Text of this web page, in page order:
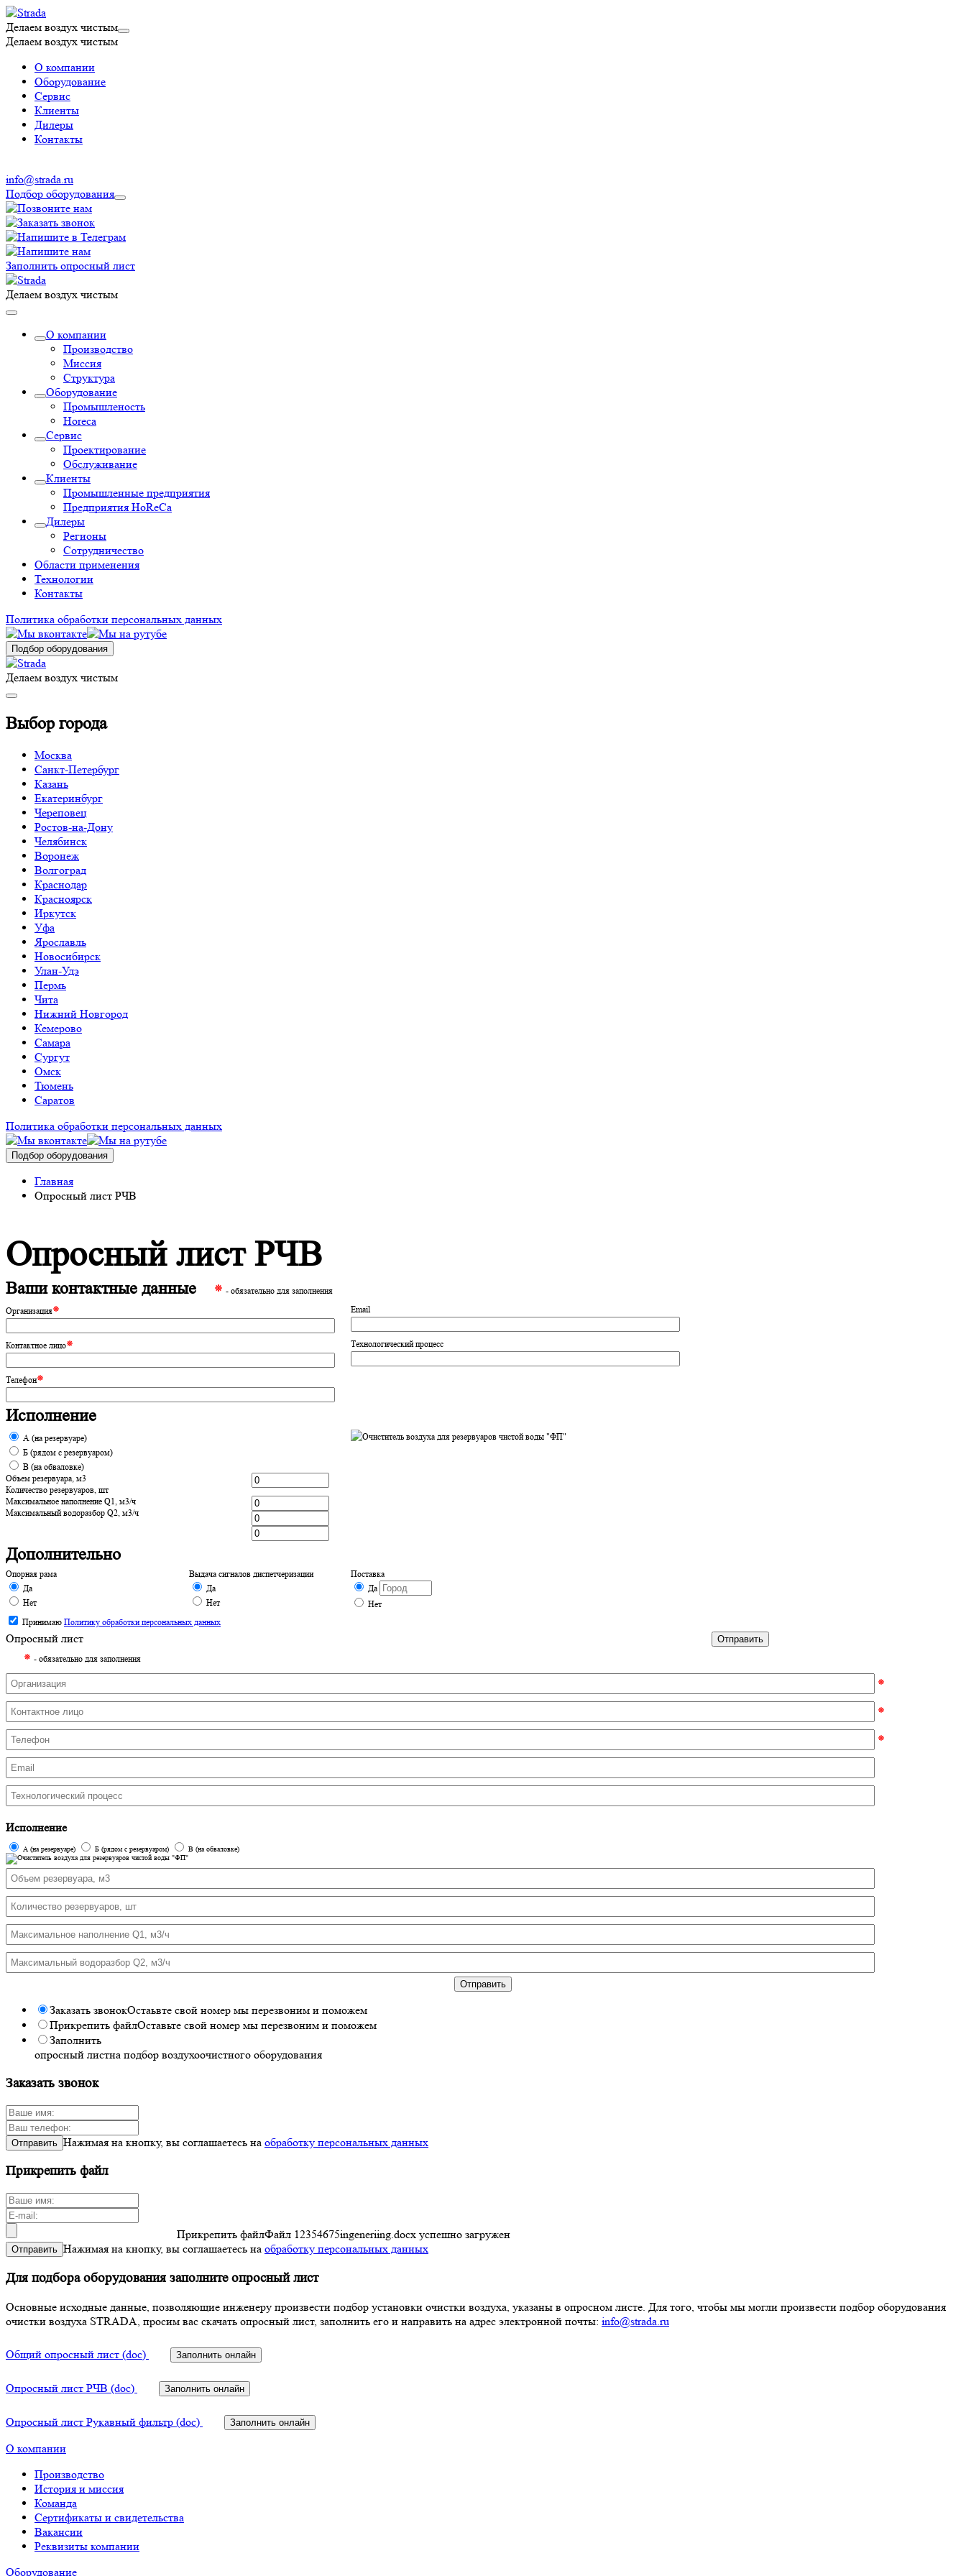
Делаем воздух чистым
Делаем воздух чистым
О компании
Оборудование
Сервис
Клиенты
Дилеры
Контакты
info@strada.ru
Подбор оборудования
Заполнить опросный лист
Делаем воздух чистым
О компании
Производство
Миссия
Структура
Оборудование
Промышленость
Horeca
Сервис
Проектирование
Обслуживание
Клиенты
Промышленные предприятия
Предприятия HoReCa
Дилеры
Регионы
Сотрудничество
Области применения
Технологии
Контакты
Политика обработки персональных данных
Подбор оборудования
Делаем воздух чистым
Выбор города
Москва
Санкт-Петербург
Казань
Екатеринбург
Череповец
Ростов-на-Дону
Челябинск
Воронеж
Волгоград
Краснодар
Красноярск
Иркутск
Уфа
Ярославль
Новосибирск
Улан-Удэ
Пермь
Чита
Нижний Новгород
Кемерово
Самара
Сургут
Омск
Тюмень
Саратов
Политика обработки персональных данных
Подбор оборудования
Главная
Опросный лист РЧВ
Опросный лист РЧВ
Ваши контактные данные ⁕ - обязательно для заполнения
Организация⁕ Email
Контактное лицо⁕ Технологический процесс
Телефон⁕
Исполнение
А (на резервуаре)
Б (рядом с резервуаром)
В (на обваловке)
Объем резервуара, м3
Количество резервуаров, шт
Максимальное наполнение Q1, м3/ч
Максимальный водоразбор Q2, м3/ч
Дополнительно
Опорная рама
Да
Нет
Выдача сигналов диспетчеризации
Да
Нет
Поставка
Да
Нет
Принимаю Политику обработки персональных данных
Отправить
Опросный лист
⁕ - обязательно для заполнения
⁕
⁕
⁕
Исполнение
А (на резервуаре) Б (рядом с резервуаром) В (на обваловке)
Отправить
Заказать звонокОстаьвте свой номер мы перезвоним и поможем
Прикрепить файлОставьте свой номер мы перезвоним и поможем
Заполнить
опросный листна подбор воздухоочистного оборудования
Заказать звонок
Отправить Нажимая на кнопку, вы соглашаетесь на обработку персональных данных
Прикрепить файл
Прикрепить файлФайл 12354675ingeneriing.docx успешно загружен
Отправить Нажимая на кнопку, вы соглашаетесь на обработку персональных данных
Для подбора оборудования заполните опросный лист
Основные исходные данные, позволяющие инженеру произвести подбор установки очистки воздуха, указаны в опросном листе. Для того, чтобы мы могли произвести подбор оборудования
очистки воздуха STRADA, просим вас скачать опросный лист, заполнить его и направить на адрес электронной почты: info@strada.ru
Общий опросный лист (doc) Заполнить онлайн
Опросный лист РЧВ (doc) Заполнить онлайн
Опросный лист Рукавный фильтр (doc) Заполнить онлайн
О компании
Производство
История и миссия
Команда
Сертификаты и свидетельства
Вакансии
Реквизиты компании
Оборудование